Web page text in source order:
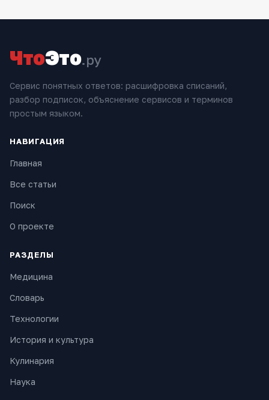
ЧтоЭто.ру
Сервис понятных ответов: расшифровка списаний,
разбор подписок, объяснение сервисов и терминов
простым языком.
НАВИГАЦИЯ
Главная
Все статьи
Поиск
О проекте
РАЗДЕЛЫ
Медицина
Словарь
Технологии
История и культура
Кулинария
Наука